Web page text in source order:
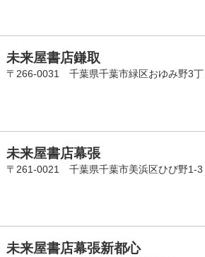
未来屋書店鎌取
〒266-0031 千葉県千葉市緑区おゆみ野3
未来屋書店幕張
〒261-0021 千葉県千葉市美浜区ひび野1-
未来屋書店幕張新都心